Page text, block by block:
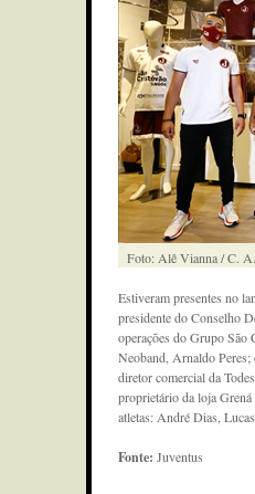
Foto: Alê Vianna / C.
Estiveram presentes no
presidente do Conselho
operações do Grupo São
Neoband, Arnaldo
diretor comercial da
proprietário da loja
atletas: André Dias,
Fonte: Juventus